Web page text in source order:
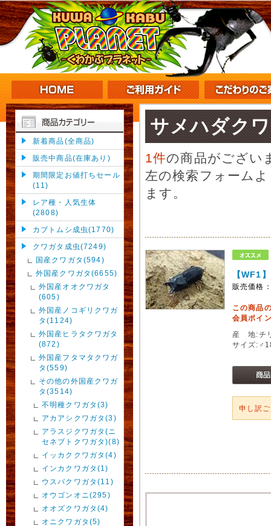
新着商品(全商品)
販売中商品(在庫あり)
期間限定お値打ちセール
(11)
レア種・人気生体
(2808)
カブトムシ成虫(1770)
クワガタ成虫(7249)
国産クワガタ(594)
外国産クワガタ(6655)
外国産オオクワガタ
(605)
外国産ノコギリクワガ
タ(1124)
外国産ヒラタクワガタ
(872)
外国産フタマタクワガ
タ(559)
その他の外国産クワガ
タ(3514)
不明種クワガタ(3)
アカアシクワガタ(3)
アラスジクワガタ(ニ
セネブトクワガタ)(8)
イッカククワガタ(4)
インカクワガタ(1)
ウスバクワガタ(11)
オウゴンオニ(295)
オオズクワガタ(4)
オニクワガタ(5)
サメハダク
1件の商品がござい
左の検索フォーム
ます。
【WF1
販売価格
この商品
会員ポイ
産 地:チ
サイズ
申し訳